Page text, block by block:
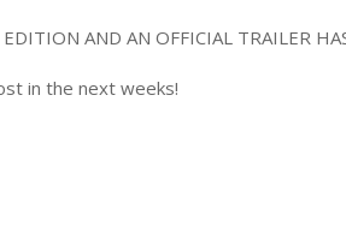
EDITION AND AN OFFICIAL TRAILER
in the next weeks!